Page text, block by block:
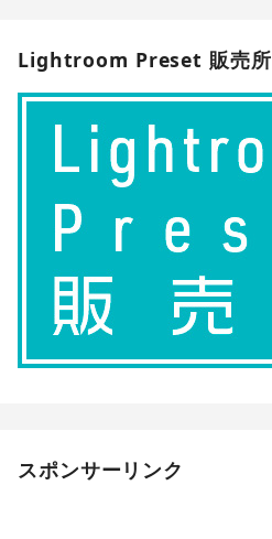
Lightroom Preset 販売所
スポンサーリンク